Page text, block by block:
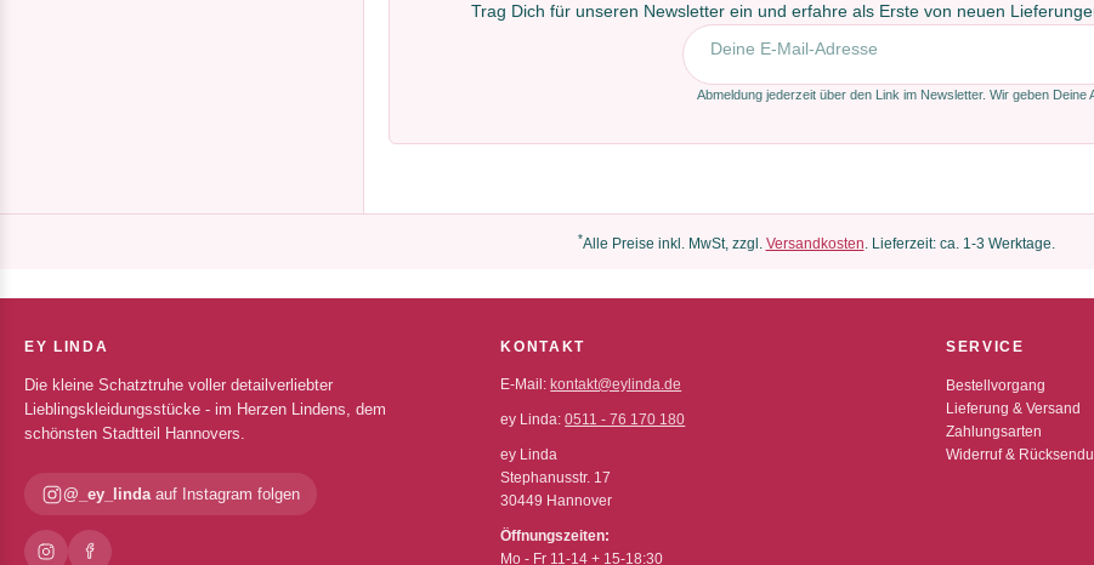
Trag Dich für unseren Newsletter ein und erfahre als Erste von neuen
E-Mail-Adresse
Abmeldung jederzeit über den Link im Newsletter. Wir geben
*Alle Preise inkl. MwSt, zzgl. Versandkosten. Lieferzeit: ca. 1-3 Werktage.
EY LINDA
Die kleine Schatztruhe voller detailverliebter
Lieblingskleidungsstücke - im Herzen Lindens, dem
schönsten Stadtteil Hannovers.
@_ey_lindaauf Instagram folgen
KONTAKT
E-Mail: kontakt@eylinda.de
ey Linda:0511 - 76 170 180
ey Linda
Stephanusstr. 17
30449 Hannover
Öffnungszeiten:
Mo - Fr 11-14 + 15-18:30
SERVICE
Bestellvorgang
Lieferung & Versand
Zahlungsarten
Widerruf &